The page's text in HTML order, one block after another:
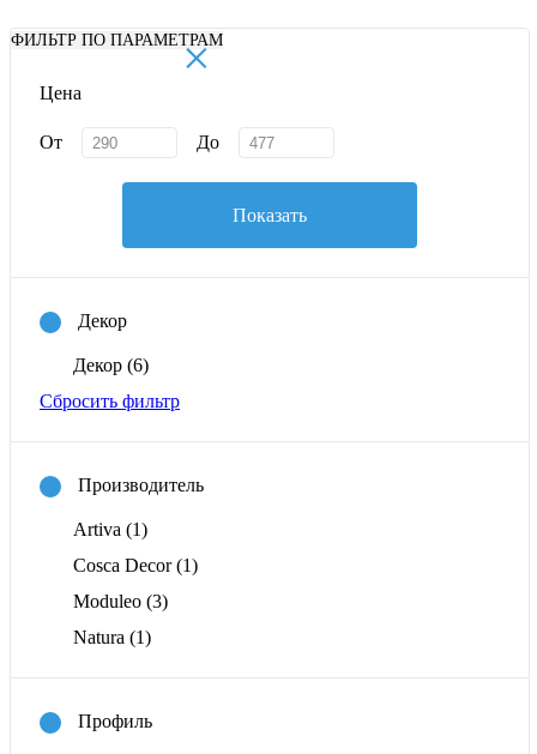
ФИЛЬТР ПО ПАРАМЕТРАМ
×
Цена
От До
Показать
Декор
Декор (6)
Сбросить фильтр
Производитель
Artiva (1)
Cosca Decor(1)
Moduleo (3)
Natura (1)
Профиль